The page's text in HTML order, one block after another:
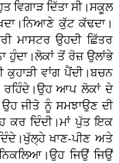
ਵਿਗਾੜ ਦਿੱਤਾ ਸੀ।ਸਕੂਲ
ਕੁੱਟ ਕੱਢਦਾ।
ਮਾਸਟਰ ਉਹਦੀ ਛਿੱਤਰ
ਤੋਂ ਰੋਜ਼ ਉਲਾਂਭੇ
ਕੁਹਾੜੀ ਵਾਂਗ ਪੈਂਦੀ।ਬਚਨ
ਰਹਿੰਦੇ।ਉਹ ਆਪ ਲੋਕਾਂ ਦੇ
ਜੀਤੋ ਨੂੰ ਸਮਝਾਉਣ ਦੀ
ਕਰ ਦਿੰਦੀ।ਮਾਂ ਪੁੱਤ ਇਕ
ਖਾਣ-ਪੀਣ ਅਤੇ
ਜਿਉਂ ਜਿਉਂ